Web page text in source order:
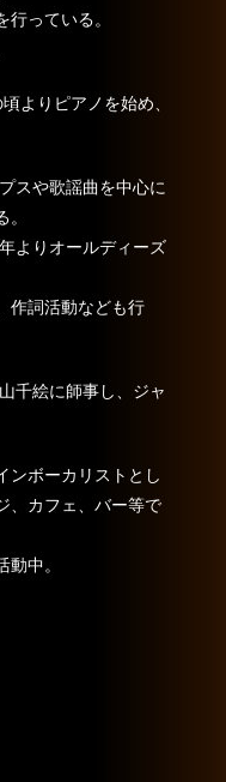
っている。
よりピアノを始め、
スや歌謡曲を中心に
よりオールディーズ
作詞活動なども行
千絵に師事し、ジャ
ンボーカリストとし
、カフェ、バー等で
中。